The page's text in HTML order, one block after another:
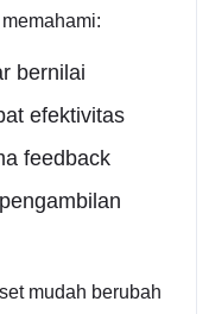
bernilai
efektivitas
feedback
mudah berubah